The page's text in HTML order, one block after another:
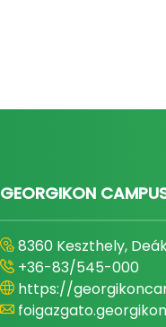
GEORGIKON
8360 Keszthely,
+36-83/545-000
https://